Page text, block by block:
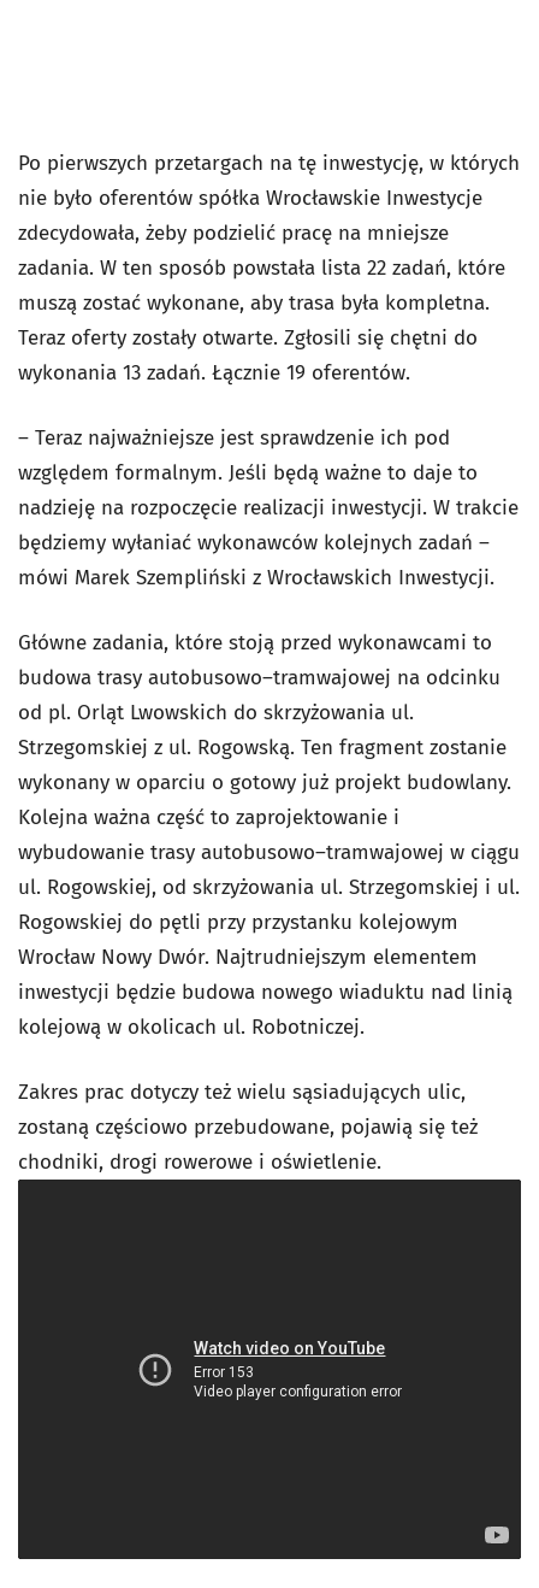
Po pierwszych przetargach na tę inwestycję, w których
nie było oferentów spółka Wrocławskie Inwestycje
zdecydowała, żeby podzielić pracę na mniejsze
zadania. W ten sposób powstała lista 22 zadań, które
muszą zostać wykonane, aby trasa była kompletna.
Teraz oferty zostały otwarte. Zgłosili się chętni do
wykonania 13 zadań. Łącznie 19 oferentów.
– Teraz najważniejsze jest sprawdzenie ich pod
względem formalnym. Jeśli będą ważne to daje to
nadzieję na rozpoczęcie realizacji inwestycji. W trakcie
będziemy wyłaniać wykonawców kolejnych zadań –
mówi Marek Szempliński z Wrocławskich Inwestycji.
Główne zadania, które stoją przed wykonawcami to
budowa trasy autobusowo–tramwajowej na odcinku
od pl. Orląt Lwowskich do skrzyżowania ul.
Strzegomskiej z ul. Rogowską. Ten fragment zostanie
wykonany w oparciu o gotowy już projekt budowlany.
Kolejna ważna część to zaprojektowanie i
wybudowanie trasy autobusowo–tramwajowej w ciągu
ul. Rogowskiej, od skrzyżowania ul. Strzegomskiej i ul.
Rogowskiej do pętli przy przystanku kolejowym
Wrocław Nowy Dwór. Najtrudniejszym elementem
inwestycji będzie budowa nowego wiaduktu nad linią
kolejową w okolicach ul. Robotniczej.
Zakres prac dotyczy też wielu sąsiadujących ulic,
zostaną częściowo przebudowane, pojawią się też
chodniki, drogi rowerowe i oświetlenie.